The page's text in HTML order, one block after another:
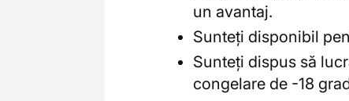
un avantaj.
Sunteți disponibil
Sunteți dispus să
congelare de -18